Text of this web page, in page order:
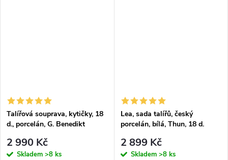
Talířová souprava, kytičky, 18
d., porcelán, G. Benedikt
2 990 Kč
Skladem >8 ks
Lea, sada talířů, český
porcelán, bílá, Thun, 18 d.
2 899 Kč
Skladem >8 ks